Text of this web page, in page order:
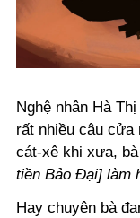
Nghệ nhân Hà
rất nhiều câu cửa
cát-xê khi xưa,
tiền Bảo Đại] làm
Hay chuyện bà